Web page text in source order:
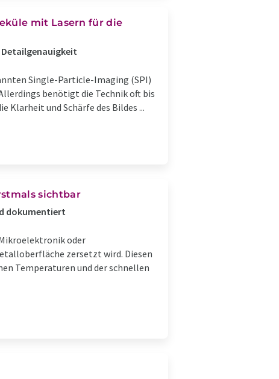
mit Lasern für die
Single-Particle-Imaging (SPI)
benötigt die Technik oft bis
Klarheit und Schärfe des Bildes ...
sichtbar
dokumentiert
oder
zersetzt wird. Diesen
Temperaturen und der schnellen